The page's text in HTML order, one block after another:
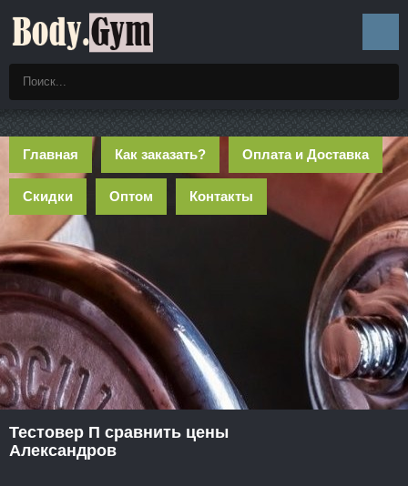
Главная Как заказать? Оплата и Доставка
Скидки Оптом Контакты
Тестовер П сравнить цены
Александров